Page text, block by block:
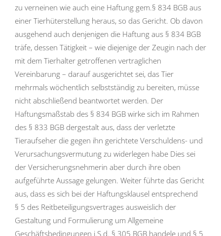
zu verneinen wie auch eine Haftung gem.§ 834 BGB aus
einer Tierhüterstellung heraus, so das Gericht. Ob davon
ausgehend auch denjenigen die Haftung aus § 834 BGB
träfe, dessen Tätigkeit – wie diejenige der Zeugin nach der
mit dem Tierhalter getroffenen vertraglichen
Vereinbarung – darauf ausgerichtet sei, das Tier
mehrmals wöchentlich selbstständig zu bereiten, müsse
nicht abschließend beantwortet werden. Der
Haftungsmaßstab des § 834 BGB wirke sich im Rahmen
des § 833 BGB dergestalt aus, dass der verletzte
Tieraufseher die gegen ihn gerichtete Verschuldens- und
Verursachungsvermutung zu widerlegen habe Dies sei
der Versicherungsnehmerin aber durch ihre oben
aufgeführte Aussage gelungen. Weiter führte das Gericht
aus, dass es sich bei der Haftungsklausel entsprechend
§ 5 des Reitbeteiligungsvertrages ausweislich der
Gestaltung und Formulierung um Allgemeine
Geschäftsbedingungen i.S.d. § 305 BGB handele und § 5